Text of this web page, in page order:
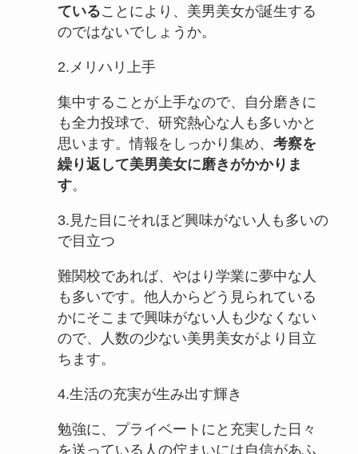
ていることにより、美男美女が誕生する
のではないでしょうか。
2.メリハリ上手
集中することが上手なので、自分磨きに
も全力投球で、研究熱心な人も多いかと
思います。情報をしっかり集め、 考察を
繰り返して美男美女に磨きがかかりま
す。
3.見た目にそれほど興味がない人も多いの
で目立つ
難関校であれば、やはり学業に夢中な人
も多いです。他人からどう見られている
かにそこまで興味がない人も少なくない
ので、人数の少ない美男美女がより目立
ちます。
4.生活の充実が生み出す輝き
勉強に、プライベートにと充実した日々
を送っている人の佇まいには自信があふ